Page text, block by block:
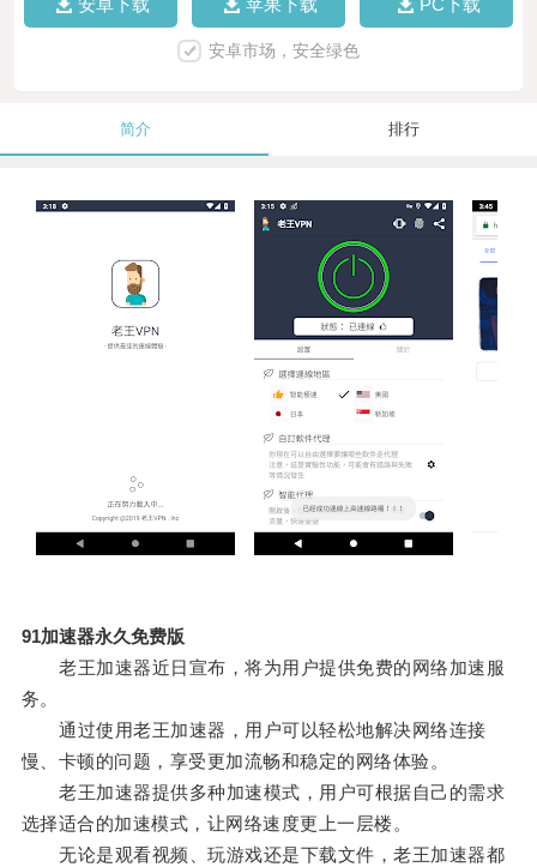
安卓下载 苹果下载 PC下载
安卓市场，安全绿色
简介 排行
91加速器永久免费版
老王加速器近日宣布，将为用户提供免费的网络加速服
务。
通过使用老王加速器，用户可以轻松地解决网络连接
慢、卡顿的问题，享受更加流畅和稳定的网络体验。
老王加速器提供多种加速模式，用户可根据自己的需求
选择适合的加速模式，让网络速度更上一层楼。
无论是观看视频、玩游戏还是下载文件，老王加速器都